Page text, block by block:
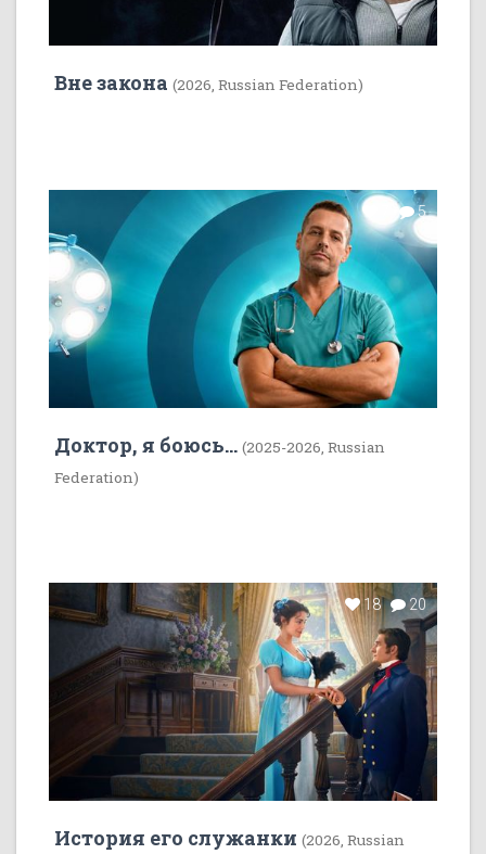
Вне закона (2026, Russian Federation)
7 5
Доктор, я боюсь... (2025-2026, Russian
Federation)
18 20
История его служанки (2026, Russian